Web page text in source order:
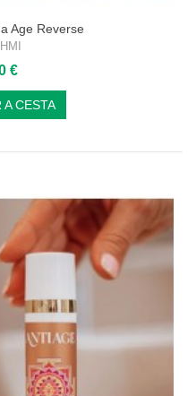
Age Reverse
€
A CESTA